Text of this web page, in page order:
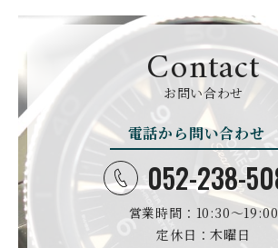
CYRUS
チ
D. DORNBLÜTH&SOH
N
D.ドルンブルート＆ゾー
DANIEL ROTH
ダニエル・ロート ダボ
DUBEY&SCHALDENBR
ダービー&シャルデンブラ
E.C.W
ヨー
ー
Contact
お問い合わせ
電話から問い合わせ
052-238-
営業時間：10:30〜19:00
定休日：木曜日